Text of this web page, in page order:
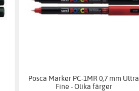
Posca Marker PC-1MR 0,7 mm Ultra
Fine - Olika färger